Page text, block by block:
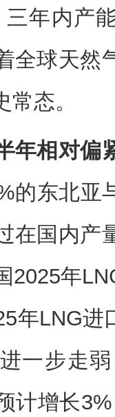
年内产
全球天然
态。
年相对偏
的东北亚
在国内产
2025年
年LNG
一步走
计增长